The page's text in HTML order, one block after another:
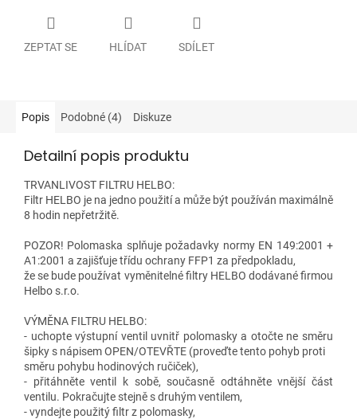
ZEPTAT SE HLÍDAT SDÍLET
Popis Podobné (4) Diskuze
Detailní popis produktu
TRVANLIVOST FILTRU HELBO:
Filtr HELBO je na jedno použití a může být používán maximálně
8 hodin nepřetržitě.
POZOR! Polomaska splňuje požadavky normy EN 149:2001 +
A1:2001 a zajišťuje třídu ochrany FFP1 za předpokladu,
že se bude používat vyměnitelné filtry HELBO dodávané firmou
Helbo s.r.o.
VÝMĚNA FILTRU HELBO:
- uchopte výstupní ventil uvnitř polomasky a otočte ne směru
šipky s nápisem OPEN/OTEVŘTE (proveďte tento pohyb proti
směru pohybu hodinových ručiček),
- přitáhněte ventil k sobě, současně odtáhněte vnější část
ventilu. Pokračujte stejně s druhým ventilem,
- vyndejte použitý filtr z polomasky,